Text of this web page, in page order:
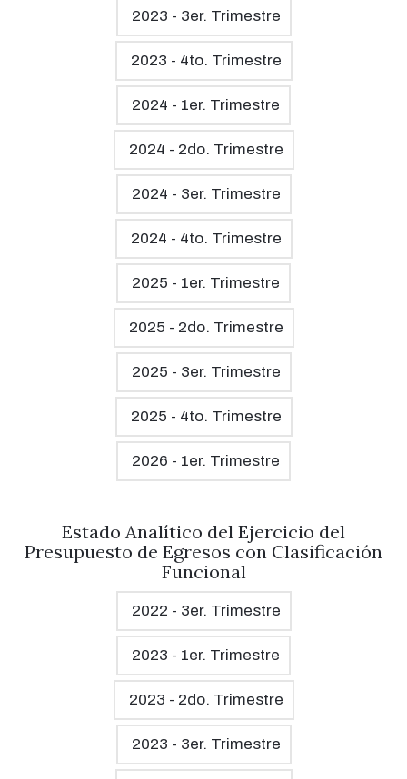
2023 - 3er. Trimestre
2023 - 4to. Trimestre
2024 - 1er. Trimestre
2024 - 2do. Trimestre
2024 - 3er. Trimestre
2024 - 4to. Trimestre
2025 - 1er. Trimestre
2025 - 2do. Trimestre
2025 - 3er. Trimestre
2025 - 4to. Trimestre
2026 - 1er. Trimestre
Estado Analítico del Ejercicio del
Presupuesto de Egresos con Clasificación
Funcional
2022 - 3er. Trimestre
2023 - 1er. Trimestre
2023 - 2do. Trimestre
2023 - 3er. Trimestre